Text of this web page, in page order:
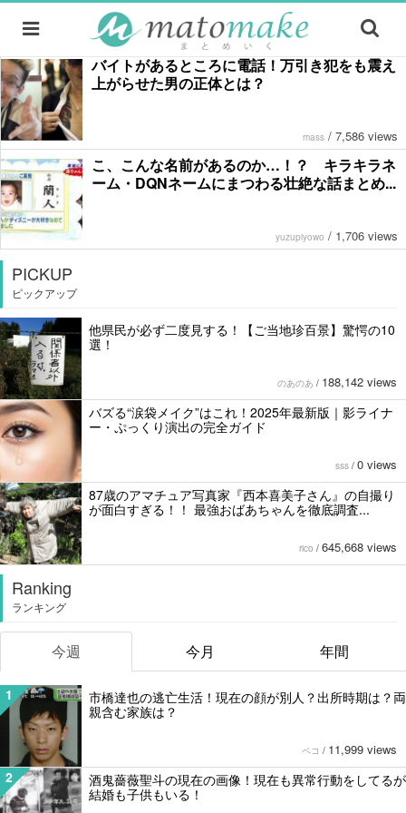
バイトがあるところに電話！万引き犯をも震え
上がらせた男の正体とは？
mass / 7,586 views
こ、こんな名前があるのか…！？ キラキラネ
ーム・DQNネームにまつわる壮絶な話まとめ...
yuzupiyowo / 1,706 views
PICKUP
ピックアップ
他県民が必ず二度見する！【ご当地珍百景】驚愕の10
選！
のあのあ / 188,142 views
バズる“涙袋メイク”はこれ！2025年最新版｜影ライナ
ー・ぷっくり演出の完全ガイド
sss / 0 views
87歳のアマチュア写真家『西本喜美子さん』の自撮り
が面白すぎる！！ 最強おばあちゃんを徹底調査...
rico / 645,668 views
Ranking
ランキング
今週 今月 年間
1
市橋達也の逃亡生活！現在の顔が別人？出所時期は？両
親含む家族は？
ペコ / 11,999 views
2
酒鬼薔薇聖斗の現在の画像！現在も異常行動をしてるが
結婚も子供もいる！